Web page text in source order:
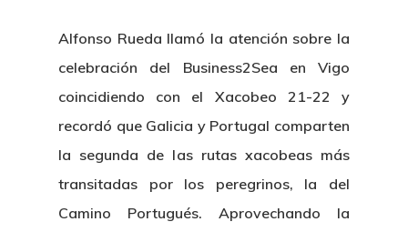
Alfonso Rueda llamó la atención sobre la
celebración del Business2Sea en Vigo
coincidiendo con el Xacobeo 21-22 y
recordó que Galicia y Portugal comparten
la segunda de las rutas xacobeas más
transitadas por los peregrinos, la del
Camino Portugués. Aprovechando la